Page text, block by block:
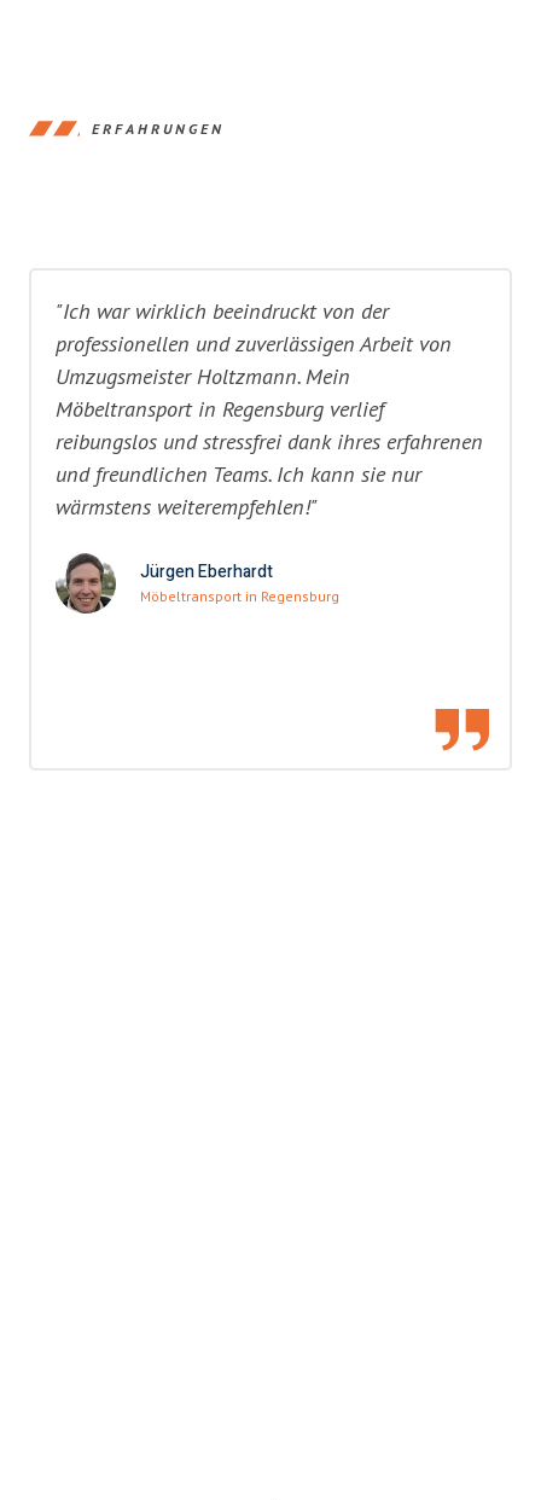
ERFAHRUNGEN
"Ich war wirklich beeindruckt von der
professionellen und zuverlässigen Arbeit von
Umzugsmeister Holtzmann. Mein
Möbeltransport in Regensburg verlief
reibungslos und stressfrei dank ihres erfahrenen
und freundlichen Teams. Ich kann sie nur
wärmstens weiterempfehlen!"
Jürgen Eberhardt
Möbeltransport in Regensburg